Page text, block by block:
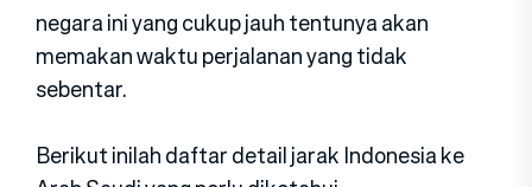
negara ini yang cukup jauh tentunya akan
memakan waktu perjalanan yang tidak
sebentar.
Berikut inilah daftar detail jarak Indonesia ke